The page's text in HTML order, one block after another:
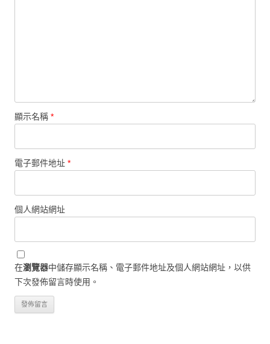
顯示名稱 *
電子郵件地址 *
個人網站網址
在瀏覽器中儲存顯示名稱、電子郵件地址及個人網站網址，以供
下次發佈留言時使用。